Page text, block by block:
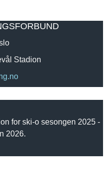
Stadion
for ski-o sesongen 2025 -
2026.